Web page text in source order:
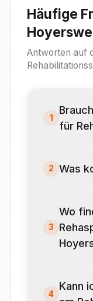
Häufige
Antworten auf
1
für
2 Was
3
Wo
4
Kann